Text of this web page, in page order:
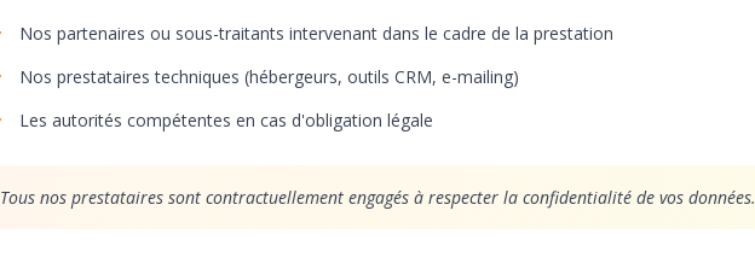
Nos partenaires ou sous-traitants intervenant dans le cadre de la prestation
Nos prestataires techniques (hébergeurs, outils CRM, e-mailing)
Les autorités compétentes en cas d'obligation légale
Tous nos prestataires sont contractuellement engagés à respecter la confidentialité de vos données.